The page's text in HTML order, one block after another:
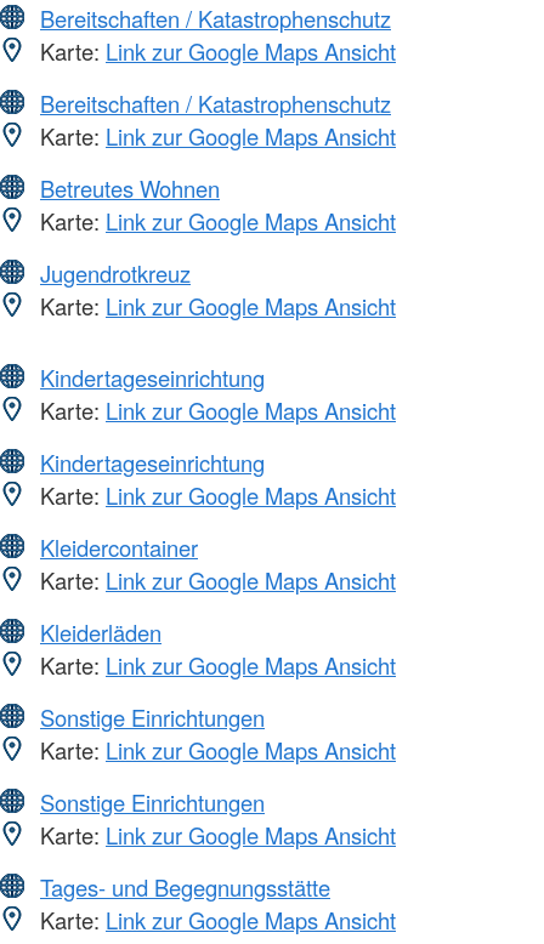
Bereitschaften / Katastrophenschutz
Karte: Link zur Google Maps Ansicht
Bereitschaften / Katastrophenschutz
Karte: Link zur Google Maps Ansicht
Betreutes Wohnen
Karte: Link zur Google Maps Ansicht
Jugendrotkreuz
Karte: Link zur Google Maps Ansicht
Kindertageseinrichtung
Karte: Link zur Google Maps Ansicht
Kindertageseinrichtung
Karte: Link zur Google Maps Ansicht
Kleidercontainer
Karte: Link zur Google Maps Ansicht
Kleiderläden
Karte: Link zur Google Maps Ansicht
Sonstige Einrichtungen
Karte: Link zur Google Maps Ansicht
Sonstige Einrichtungen
Karte: Link zur Google Maps Ansicht
Tages- und Begegnungsstätte
Karte: Link zur Google Maps Ansicht